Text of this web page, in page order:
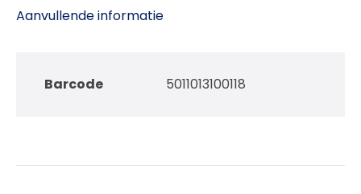
Aanvullende informatie
Barcode 5011013100118